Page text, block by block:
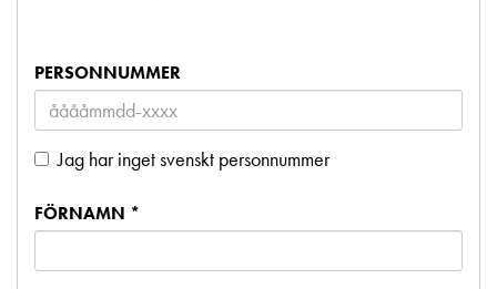
PERSONNUMMER
Jag har inget svenskt personnummer
FÖRNAMN *